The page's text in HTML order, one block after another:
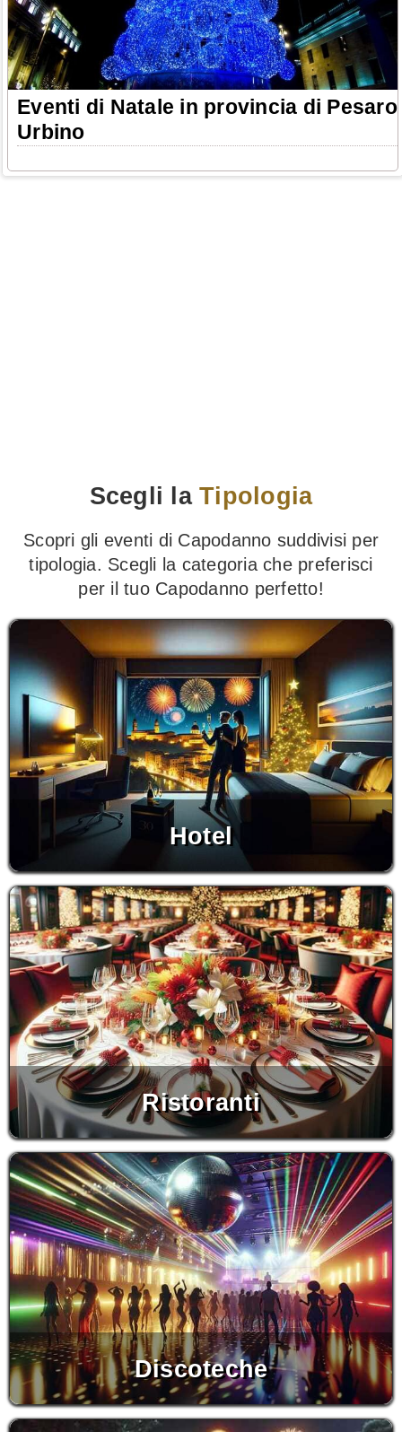
Eventi di Natale in provincia di Pesaro
Urbino
Scegli laTipologia
Scopri gli eventi di Capodanno suddivisi per
tipologia. Scegli la categoria che preferisci
per il tuo Capodanno perfetto!
Hotel
Ristoranti
Discoteche